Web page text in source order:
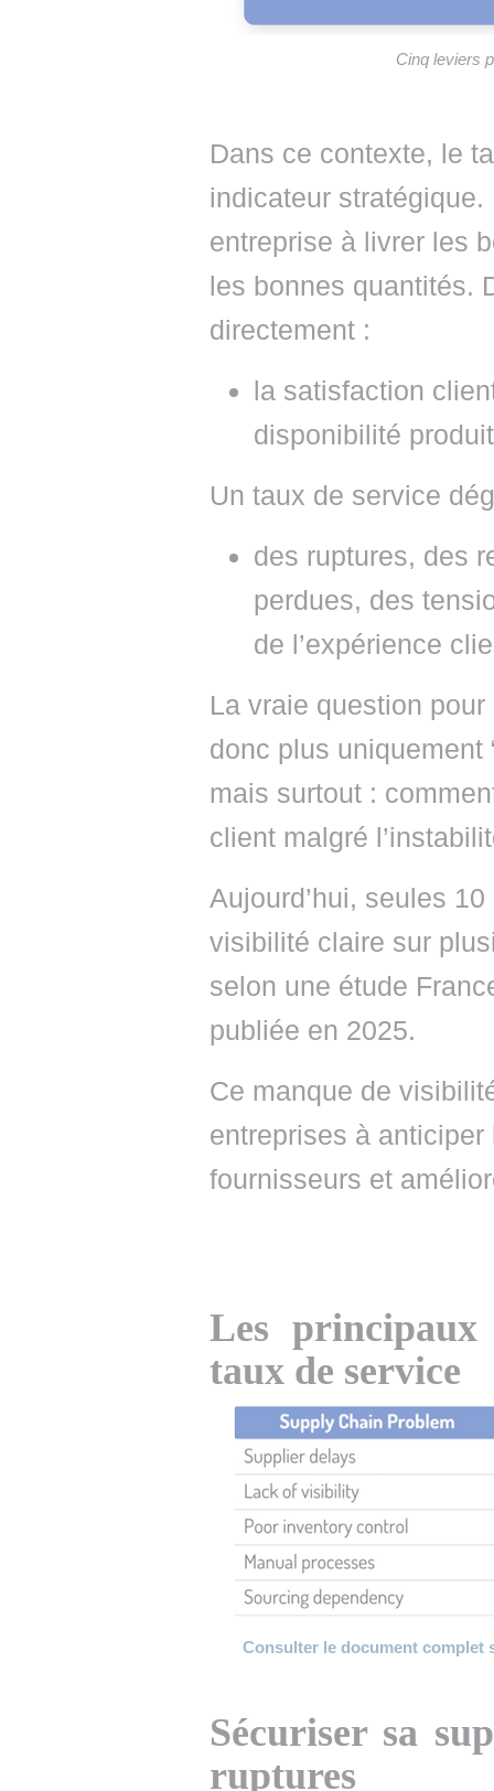
Cinq leviers
Dans ce contexte, le
indicateur stratégique.
entreprise à livrer les
les bonnes quantités.
directement :
la satisfaction
disponibilité
Un taux de service
des ruptures, des
perdues, des
de l’expérience
La vraie question
donc plus uniquement
mais surtout :
client malgré
Aujourd’hui, seules
visibilité claire sur
selon une étude
publiée en 2025.
Ce manque de
entreprises à
fournisseurs et
Les principaux
taux de service
Consulter le document complet
Sécuriser sa
ruptures